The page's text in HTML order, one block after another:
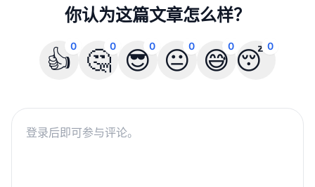
你认为这篇文章怎么样？
👍0 🤔0 😎0 😐0 😅0 😴
0